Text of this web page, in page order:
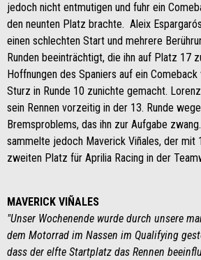
jedoch nicht entmutigen und fuhr ein
den neunten Platz brachte. Aleix
einen schlechten Start und mehrere
Runden beeinträchtigt, die ihn auf Platz 17
Hoffnungen des Spaniers auf ein
Sturz in Runde 10 zunichte gemacht.
sein Rennen vorzeitig in der 13. Runde
Bremsproblems, das ihn zur Aufgabe
sammelte jedoch Maverick Viñales, der mit
zweiten Platz für Aprilia Racing in der
MAVERICK VIÑALES
"Unser Wochenende wurde durch unsere
dem Motorrad im Nassen im Qualifying
dass der elfte Startplatz das Rennen